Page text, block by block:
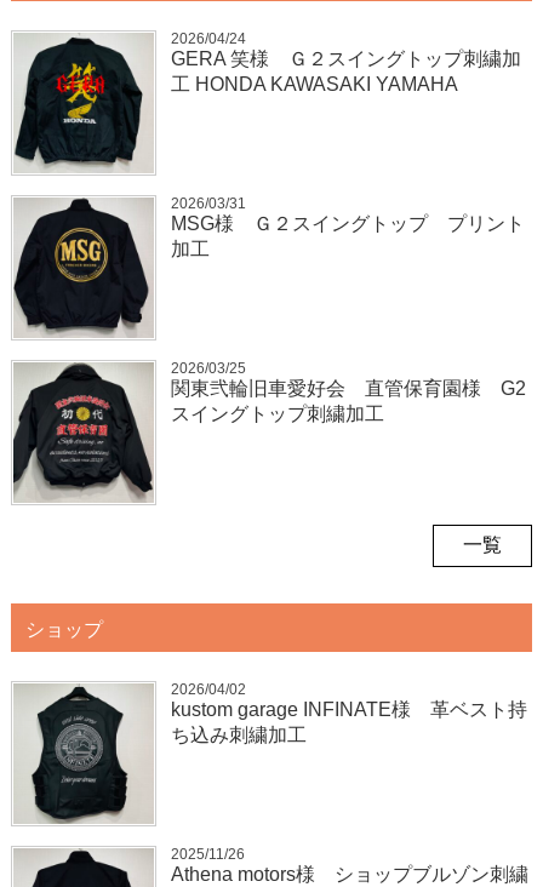
2026/04/24
GERA 笑様 Ｇ２スイングトップ刺繍加
工 HONDA KAWASAKI YAMAHA
2026/03/31
MSG様 Ｇ２スイングトップ プリント
加工
2026/03/25
関東弐輪旧車愛好会 直管保育園様 G2
スイングトップ刺繍加工
一覧
ショップ
2026/04/02
kustom garage INFINATE様 革ベスト持
ち込み刺繍加工
2025/11/26
Athena motors様 ショップブルゾン刺繍